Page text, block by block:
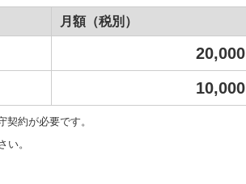
月額（税別）
20,000
10,000
約が必要です。
い。